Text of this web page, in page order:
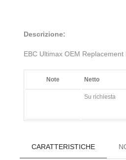
Descrizione:
EBC Ultimax OEM Replacement
Note Netto
Su richiesta
CARATTERISTICHE